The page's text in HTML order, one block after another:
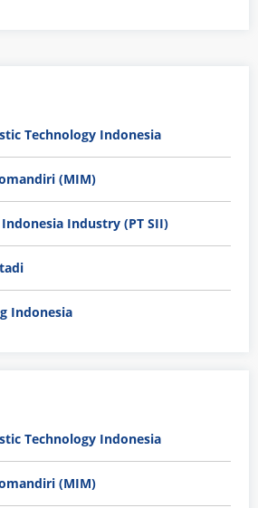
Technology Indonesia
(MIM)
Industry (PT SII)
Indonesia
Technology Indonesia
(MIM)